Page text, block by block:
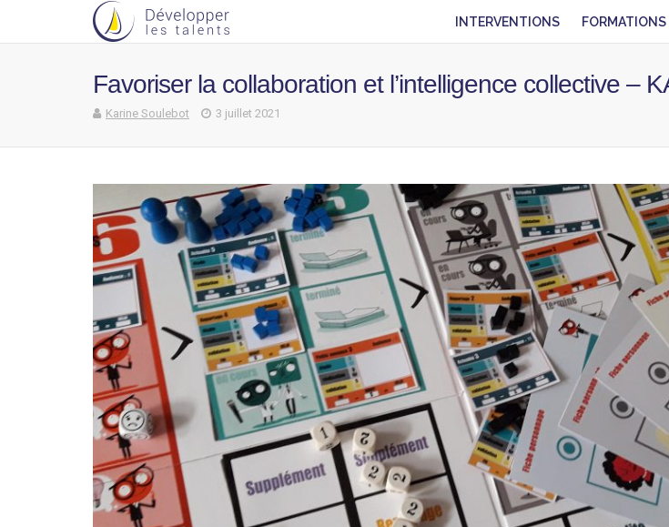
INTERVENTIONS FORMATIONS
Favoriser la collaboration et l’intelligence collective –
Karine Soulebot 3 juillet 2021